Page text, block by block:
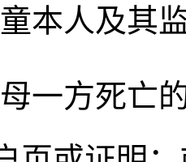
童本人及其
母一方死亡